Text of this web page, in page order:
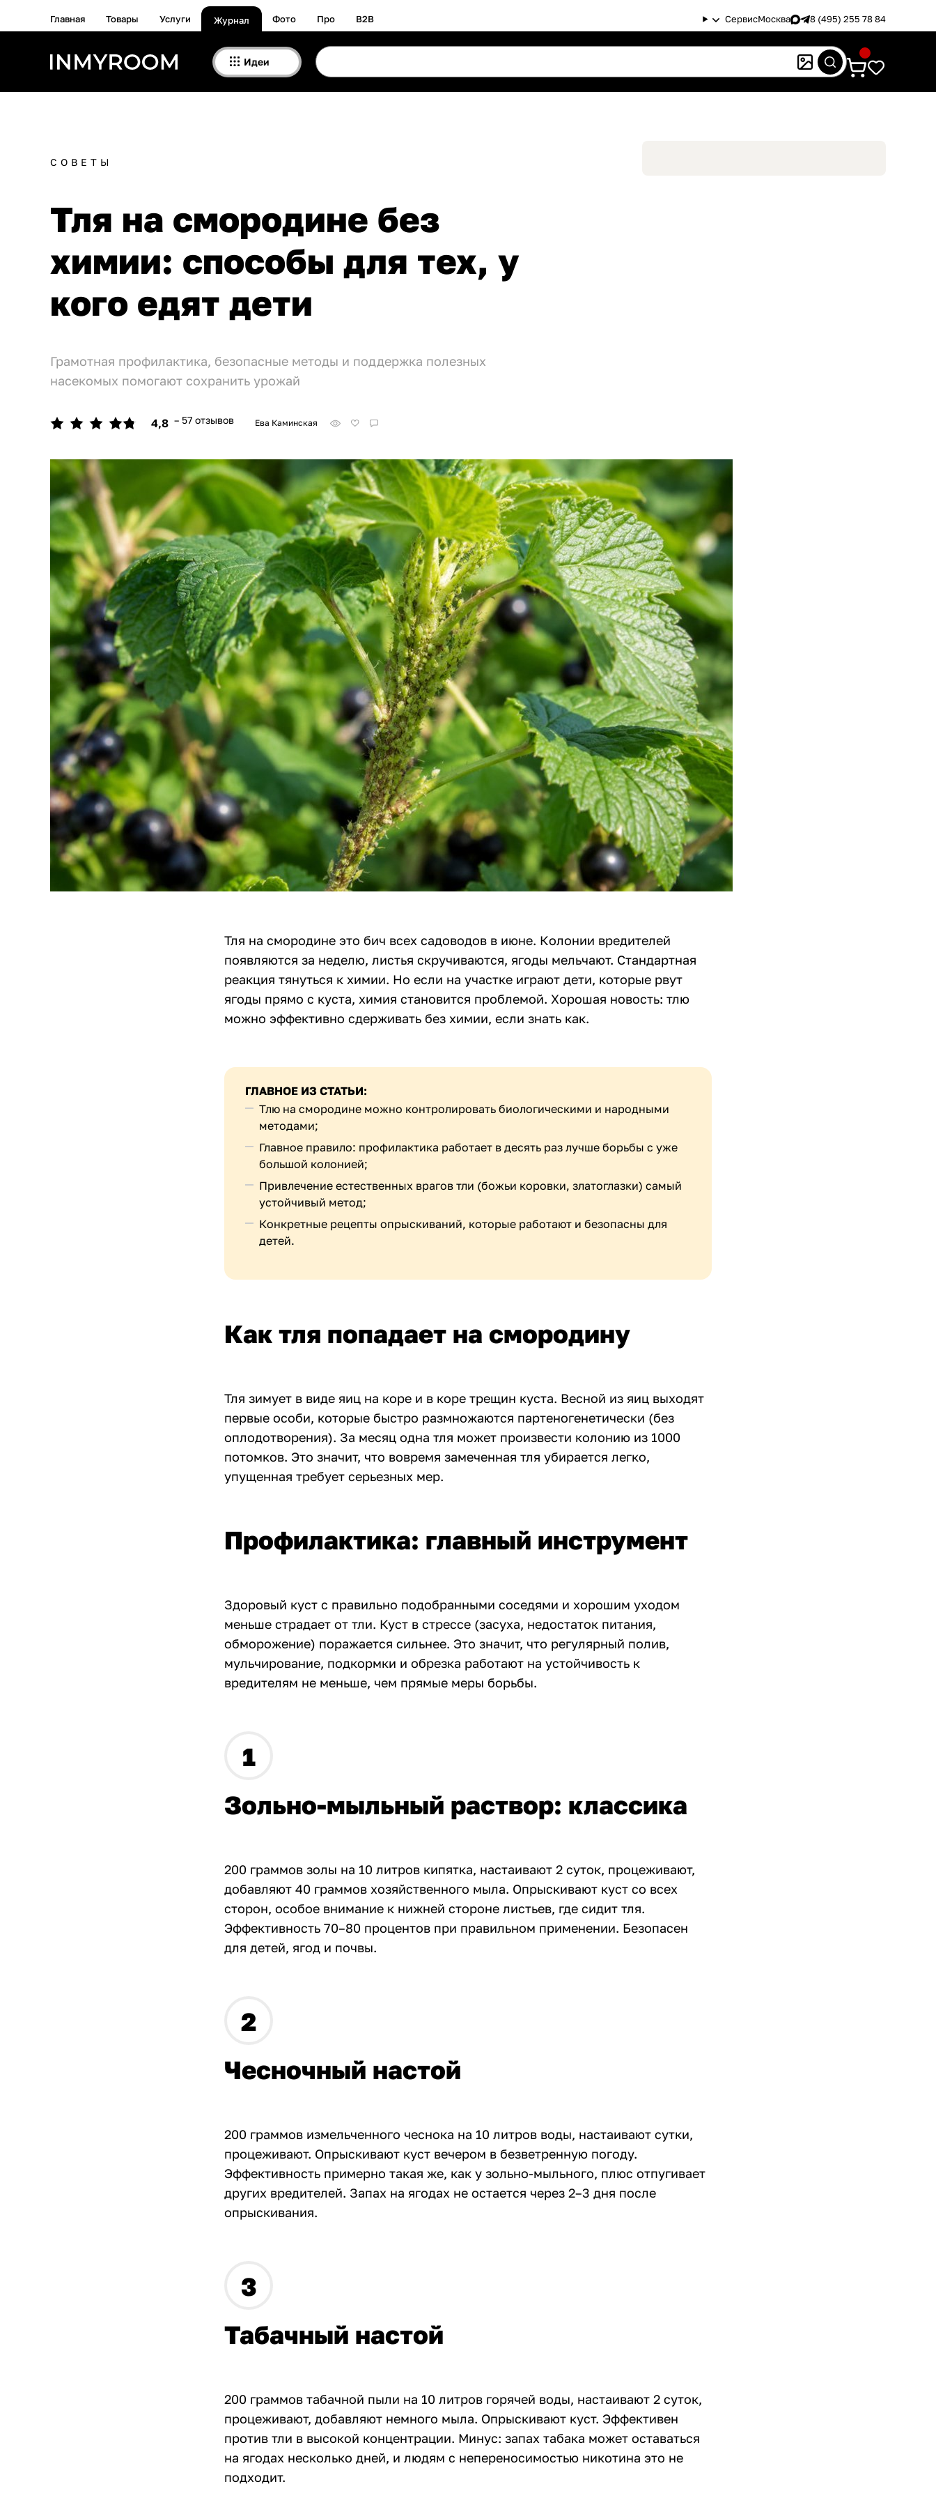
Главная Товары Услуги Журнал Фото Про B2B СервисМосква 8 (495) 255 78 84
Идеи
СОВЕТЫ
Тля на смородине без
химии: способы для тех, у
кого едят дети
Грамотная профилактика, безопасные методы и поддержка полезных
насекомых помогают сохранить урожай
4,8 – 57 отзывов Ева Каминская
Тля на смородине это бич всех садоводов в июне. Колонии вредителей
появляются за неделю, листья скручиваются, ягоды мельчают. Стандартная
реакция тянуться к химии. Но если на участке играют дети, которые рвут
ягоды прямо с куста, химия становится проблемой. Хорошая новость: тлю
можно эффективно сдерживать без химии, если знать как.
ГЛАВНОЕ ИЗ СТАТЬИ:
Тлю на смородине можно контролировать биологическими и народными
методами;
Главное правило: профилактика работает в десять раз лучше борьбы с уже
большой колонией;
Привлечение естественных врагов тли (божьи коровки, златоглазки) самый
устойчивый метод;
Конкретные рецепты опрыскиваний, которые работают и безопасны для
детей.
Как тля попадает на смородину
Тля зимует в виде яиц на коре и в коре трещин куста. Весной из яиц выходят
первые особи, которые быстро размножаются партеногенетически (без
оплодотворения). За месяц одна тля может произвести колонию из 1000
потомков. Это значит, что вовремя замеченная тля убирается легко,
упущенная требует серьезных мер.
Профилактика: главный инструмент
Здоровый куст с правильно подобранными соседями и хорошим уходом
меньше страдает от тли. Куст в стрессе (засуха, недостаток питания,
обморожение) поражается сильнее. Это значит, что регулярный полив,
мульчирование, подкормки и обрезка работают на устойчивость к
вредителям не меньше, чем прямые меры борьбы.
Зольно-мыльный раствор: классика
200 граммов золы на 10 литров кипятка, настаивают 2 суток, процеживают,
добавляют 40 граммов хозяйственного мыла. Опрыскивают куст со всех
сторон, особое внимание к нижней стороне листьев, где сидит тля.
Эффективность 70–80 процентов при правильном применении. Безопасен
для детей, ягод и почвы.
Чесночный настой
200 граммов измельченного чеснока на 10 литров воды, настаивают сутки,
процеживают. Опрыскивают куст вечером в безветренную погоду.
Эффективность примерно такая же, как у зольно-мыльного, плюс отпугивает
других вредителей. Запах на ягодах не остается через 2–3 дня после
опрыскивания.
Табачный настой
200 граммов табачной пыли на 10 литров горячей воды, настаивают 2 суток,
процеживают, добавляют немного мыла. Опрыскивают куст. Эффективен
против тли в высокой концентрации. Минус: запах табака может оставаться
на ягодах несколько дней, и людям с непереносимостью никотина это не
подходит.